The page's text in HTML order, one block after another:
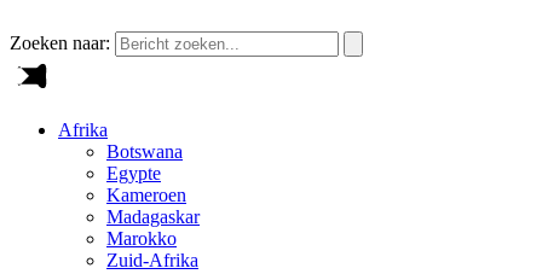
Zoeken naar:
Afrika
Botswana
Egypte
Kameroen
Madagaskar
Marokko
Zuid-Afrika